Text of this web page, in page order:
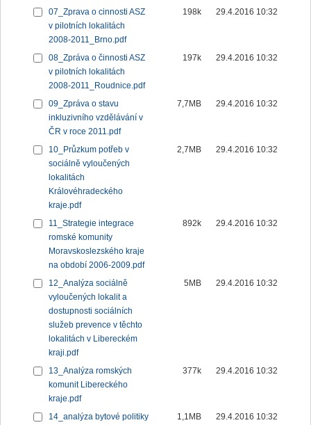
07_Zprava o cinnosti ASZ
v pilotních lokalitách
2008-2011_Brno.pdf
198k 29.4.2016 10:32
08_Zpráva o činnosti ASZ
v pilotních lokalitách
2008-2011_Roudnice.pdf
197k 29.4.2016 10:32
09_Zpráva o stavu
inkluzivního vzdělávání v
ČR v roce 2011.pdf
7,7MB 29.4.2016 10:32
10_Průzkum potřeb v
sociálně vyloučených
lokalitách
Královéhradeckého
kraje.pdf
2,7MB 29.4.2016 10:32
11_Strategie integrace
romské komunity
Moravskoslezského kraje
na období 2006-2009.pdf
892k 29.4.2016 10:32
12_Analýza sociálně
vyloučených lokalit a
dostupnosti sociálních
služeb prevence v těchto
lokalitách v Libereckém
kraji.pdf
5MB 29.4.2016 10:32
13_Analýza romských
komunit Libereckého
kraje.pdf
377k 29.4.2016 10:32
14_analýza bytové politiky
1,1MB 29.4.2016 10:32